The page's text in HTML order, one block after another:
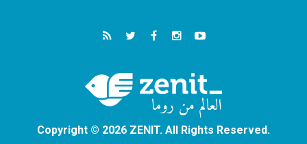
Copyright © 2026 ZENIT. All Rights Reserved.